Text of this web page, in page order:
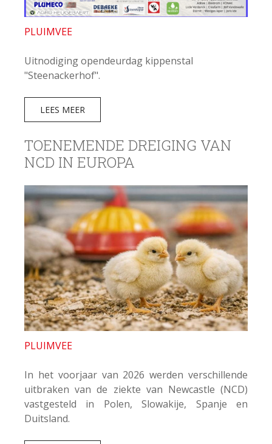
PLUIMVEE
Uitnodiging opendeurdag kippenstal
"Steenackerhof".
LEES MEER
TOENEMENDE DREIGING VAN
NCD IN EUROPA
PLUIMVEE
In het voorjaar van 2026 werden verschillende
uitbraken van de ziekte van Newcastle (NCD)
vastgesteld in Polen, Slowakije, Spanje en
Duitsland.